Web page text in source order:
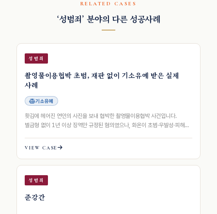
RELATED CASES
‘성범죄’ 분야의 다른 성공사례
성범죄
촬영물이용협박 초범, 재판 없이 기소유예 받은 실제
사례
기소유예
홧김에 헤어진 연인의 사진을 보내 협박한 촬영물이용협박 사건입니다.
벌금형 없이 1년 이상 징역만 규정된 혐의였으나, 화온이 초범·우발성·피해
VIEW CASE
성범죄
준강간